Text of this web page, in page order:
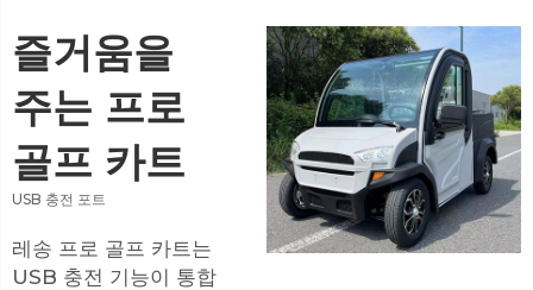
즐거움을
주는 프로
골프 카트
USB 충전 포트
레송 프로 골프 카트는
USB 충전 기능이 통합